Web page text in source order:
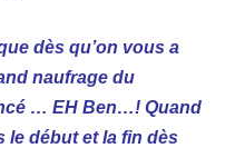
dès qu’on vous a
naufrage du
… EH Ben…! Quand
le début et la fin dès